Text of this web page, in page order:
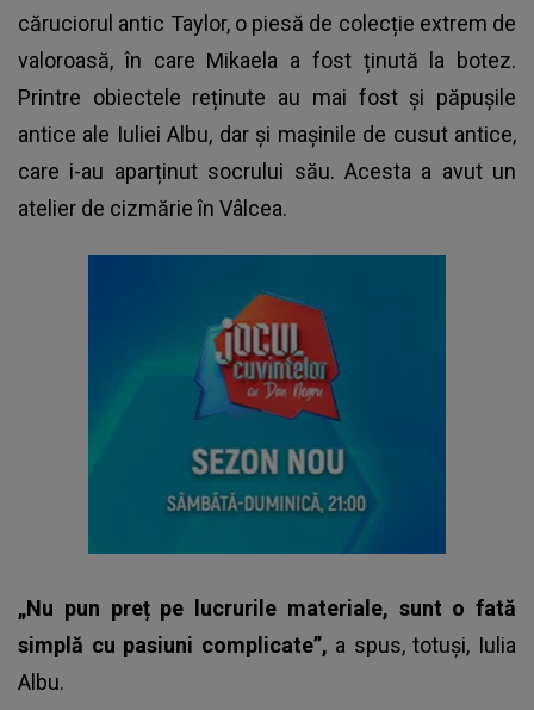
căruciorul antic Taylor, o piesă de colecție extrem de
valoroasă, în care Mikaela a fost ținută la botez.
Printre obiectele reținute au mai fost și păpușile
antice ale Iuliei Albu, dar și mașinile de cusut antice,
care i-au aparținut socrului său. Acesta a avut un
atelier de cizmărie în Vâlcea.
„Nu pun preț pe lucrurile materiale, sunt o fată
simplă cu pasiuni complicate”, a spus, totuși, Iulia
Albu.